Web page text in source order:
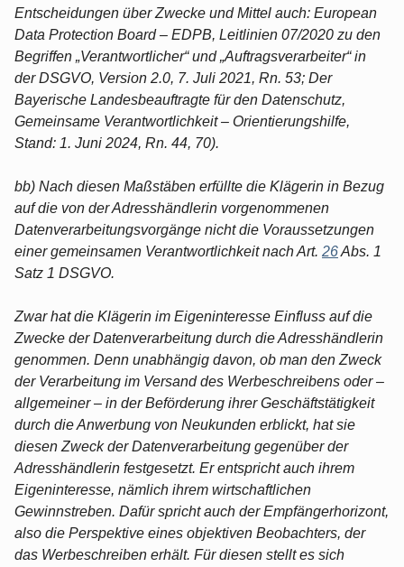
Entscheidungen über Zwecke und Mittel auch: European
Data Protection Board – EDPB, Leitlinien 07/2020 zu den
Begriffen „Verantwortlicher“ und „Auftragsverarbeiter“ in
der DSGVO, Version 2.0, 7. Juli 2021, Rn. 53; Der
Bayerische Landesbeauftragte für den Datenschutz,
Gemeinsame Verantwortlichkeit – Orientierungshilfe,
Stand: 1. Juni 2024, Rn. 44, 70).
bb) Nach diesen Maßstäben erfüllte die Klägerin in Bezug
auf die von der Adresshändlerin vorgenommenen
Datenverarbeitungsvorgänge nicht die Voraussetzungen
einer gemeinsamen Verantwortlichkeit nach Art. 26Abs. 1
Satz 1 DSGVO.
Zwar hat die Klägerin im Eigeninteresse Einfluss auf die
Zwecke der Datenverarbeitung durch die Adresshändlerin
genommen. Denn unabhängig davon, ob man den Zweck
der Verarbeitung im Versand des Werbeschreibens oder –
allgemeiner – in der Beförderung ihrer Geschäftstätigkeit
durch die Anwerbung von Neukunden erblickt, hat sie
diesen Zweck der Datenverarbeitung gegenüber der
Adresshändlerin festgesetzt. Er entspricht auch ihrem
Eigeninteresse, nämlich ihrem wirtschaftlichen
Gewinnstreben. Dafür spricht auch der Empfängerhorizont,
also die Perspektive eines objektiven Beobachters, der
das Werbeschreiben erhält. Für diesen stellt es sich